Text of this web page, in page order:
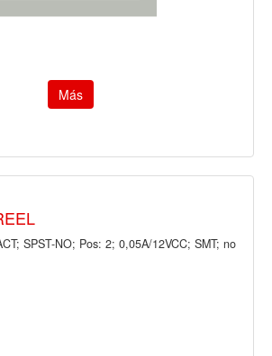
Más
SPST-NO; Pos: 2; 0,05A/12VCC; SMT; no